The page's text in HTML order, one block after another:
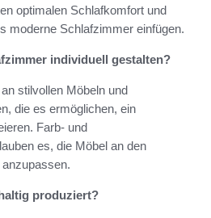
optimalen Schlafkomfort und
moderne Schlafzimmer einfügen.
individuell gestalten?
stilvollen Möbeln und
die es ermöglichen, ein
Farb- und
es, die Möbel an den
produziert?